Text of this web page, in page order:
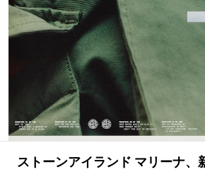
#SPORTS #HANDSOME
ストーンアイランド マリーナ、